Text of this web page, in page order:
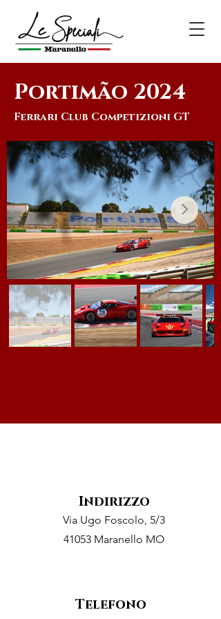
Portimão 2024
Ferrari Club Competizioni GT
Indirizzo
Via Ugo Foscolo, 5/3
41053 Maranello MO
Telefono